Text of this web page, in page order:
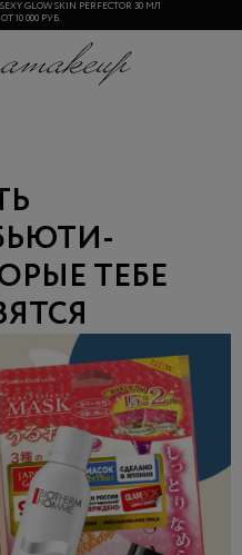
GLOW SKIN PERFECTOR 30 МЛ
10 000 РУБ.
ТЕБЕ